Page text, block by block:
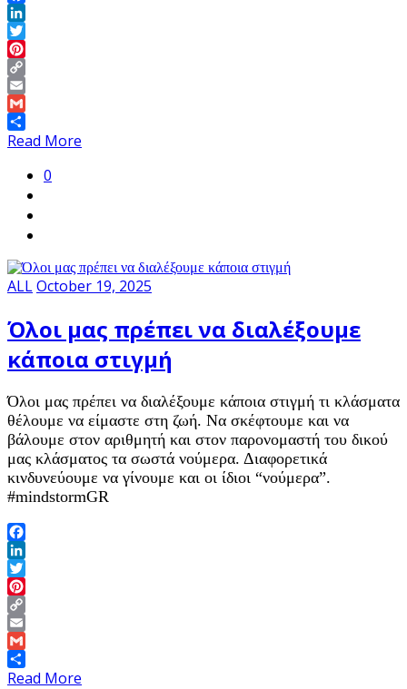
Facebook
LinkedIn
Twitter
Pinterest
Copy
Link
Email
Gmail
Share
Read More
0
ALLOctober 19, 2025
Όλοι μας πρέπει να διαλέξουμε
κάποια στιγμή
Όλοι μας πρέπει να διαλέξουμε κάποια στιγμή τι κλάσματα
θέλουμε να είμαστε στη ζωή. Να σκέφτουμε και να
βάλουμε στον αριθμητή και στον παρονομαστή του δικού
μας κλάσματος τα σωστά νούμερα. Διαφορετικά
κινδυνεύουμε να γίνουμε και οι ίδιοι “νούμερα”.
#mindstormGR
Facebook
LinkedIn
Twitter
Pinterest
Copy
Link
Email
Gmail
Share
Read More